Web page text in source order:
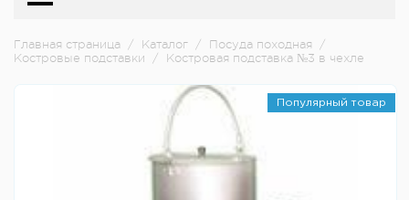
Главная страница / Каталог / Посуда походная
/
Костровые подставки
/ Костровая подставка №3 в чехле
Популярный товар